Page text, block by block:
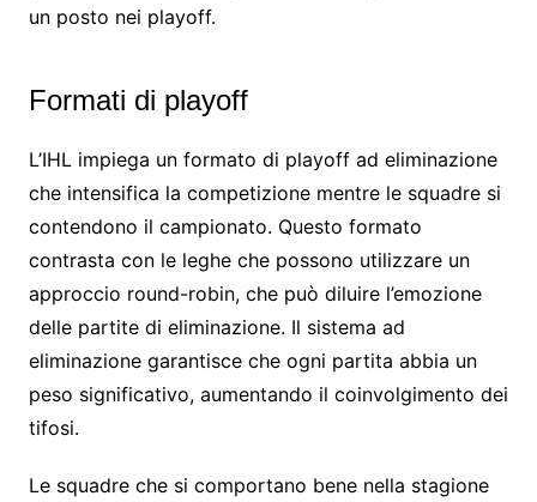
un posto nei playoff.
Formati di playoff
L’IHL impiega un formato di playoff ad eliminazione
che intensifica la competizione mentre le squadre si
contendono il campionato. Questo formato
contrasta con le leghe che possono utilizzare un
approccio round-robin, che può diluire l’emozione
delle partite di eliminazione. Il sistema ad
eliminazione garantisce che ogni partita abbia un
peso significativo, aumentando il coinvolgimento dei
tifosi.
Le squadre che si comportano bene nella stagione